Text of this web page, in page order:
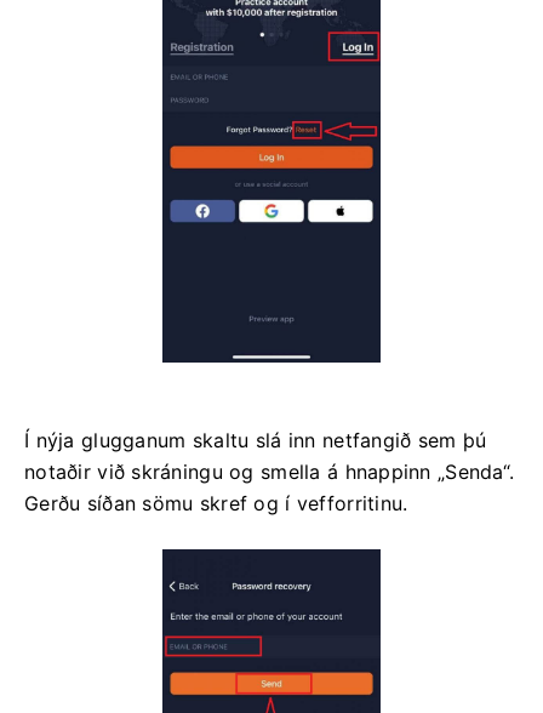
Í nýja glugganum skaltu slá inn netfangið sem þú
notaðir við skráningu og smella á hnappinn „Senda“.
Gerðu síðan sömu skref og í vefforritinu.